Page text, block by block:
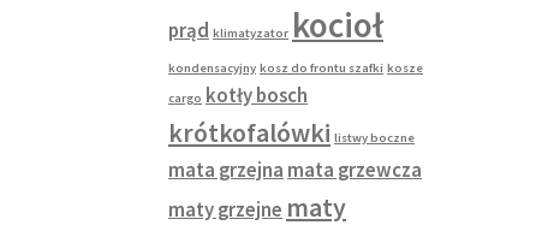
prąd klimatyzator kocioł
kondensacyjny kosz do frontu szafki kosze
cargo kotły bosch
krótkofalówki listwy boczne
mata grzejna mata grzewcza
maty grzejne maty